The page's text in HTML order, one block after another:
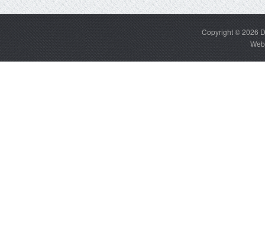
Copyright © 2026